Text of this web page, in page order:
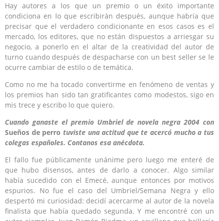
Hay autores a los que un premio o un éxito importante
condiciona en lo que escribirán después, aunque habría que
precisar que el verdadero condicionante en esos casos es el
mercado, los editores, que no están dispuestos a arriesgar su
negocio, a ponerlo en el altar de la creatividad del autor de
turno cuando después de despacharse con un best seller se le
ocurre cambiar de estilo o de temática.
Como no me ha tocado convertirme en fenómeno de ventas y
los premios han sido tan gratificantes como modestos, sigo en
mis trece y escribo lo que quiero.
Cuando ganaste el premio Umbriel de novela negra 2004 con
Sueños de perro tuviste una actitud que te acercó mucho a tus
colegas españoles. Contanos esa anécdota.
El fallo fue públicamente unánime pero luego me enteré de
que hubo disensos, antes de darlo a conocer. Algo similar
había sucedido con el Emecé, aunque entonces por motivos
espurios. No fue el caso del Umbriel/Semana Negra y ello
despertó mi curiosidad: decidí acercarme al autor de la novela
finalista que había quedado segunda. Y me encontré con un